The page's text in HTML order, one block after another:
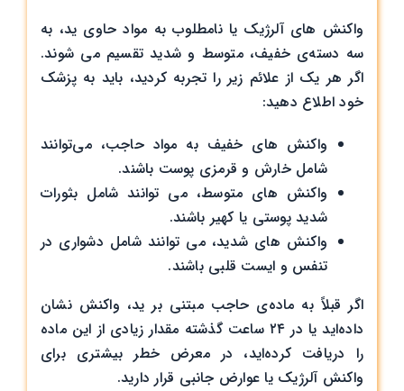
واکنش های آلرژیک یا نامطلوب به مواد حاوی ید، به
سه دسته‌ی خفیف، متوسط و شدید تقسیم می شوند.
اگر هر یک از علائم زیر را تجربه کردید، باید به پزشک
خود اطلاع دهید:
واکنش های خفیف به مواد حاجب، می‌توانند
شامل خارش و قرمزی پوست باشند.
واکنش های متوسط، می توانند شامل بثورات
شدید پوستی یا کهیر باشند.
واکنش های شدید، می توانند شامل دشواری در
تنفس و ایست قلبی باشند.
اگر قبلاً به ماده‌ی حاجب مبتنی بر ید، واکنش نشان
داده‌اید یا در ۲۴ ساعت گذشته مقدار زیادی از این ماده
را دریافت کرده‌اید، در معرض خطر بیشتری برای
واکنش آلرژیک یا عوارض جانبی قرار دارید.